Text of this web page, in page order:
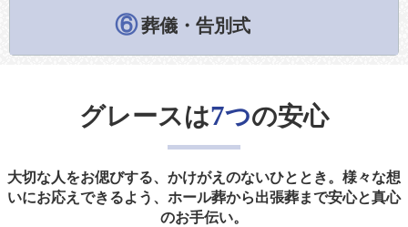
⑥葬儀・告別式
グレースは7つの安心
大切な人をお偲びする、かけがえのないひととき。様々な想
いにお応えできるよう、ホール葬から出張葬まで安心と真心
のお手伝い。